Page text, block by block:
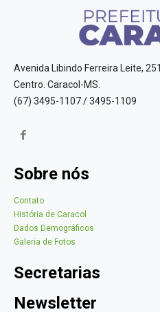
Avenida Libindo Ferreira Leite, 251.
Centro. Caracol-MS.
(67) 3495-1107 / 3495-1109
Sobre nós
Contato
História de Caracol
Dados Demográficos
Galeria de Fotos
Secretarias
Newsletter